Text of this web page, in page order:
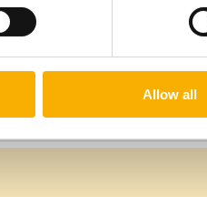
Allow all